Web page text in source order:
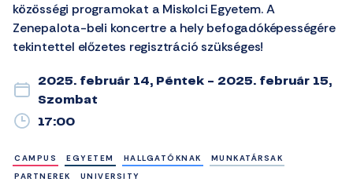
közösségi programokat a Miskolci Egyetem. A
Zenepalota-beli koncertre a hely befogadóképességére
tekintettel előzetes regisztráció szükséges!
2025. február 14, Péntek - 2025. február 15,
Szombat
17:00
CAMPUS EGYETEM HALLGATÓKNAK
MUNKATÁRSAK
PARTNEREK
UNIVERSITY